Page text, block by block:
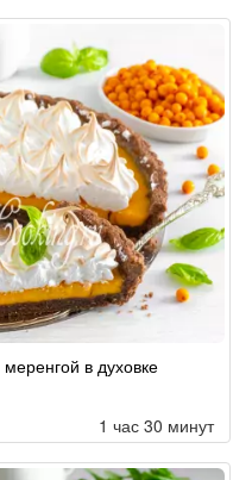
в духовке
1 час 30 минут